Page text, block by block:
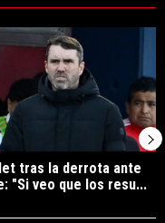
reapareció en medio
de tendencia con el
tras la derrota ante
"Si veo que los resu...